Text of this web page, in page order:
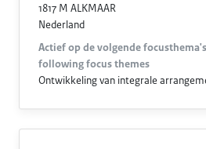
1817 M ALKMAAR
Nederland
Actief op de volgende
following focus themes
Ontwikkeling van integrale